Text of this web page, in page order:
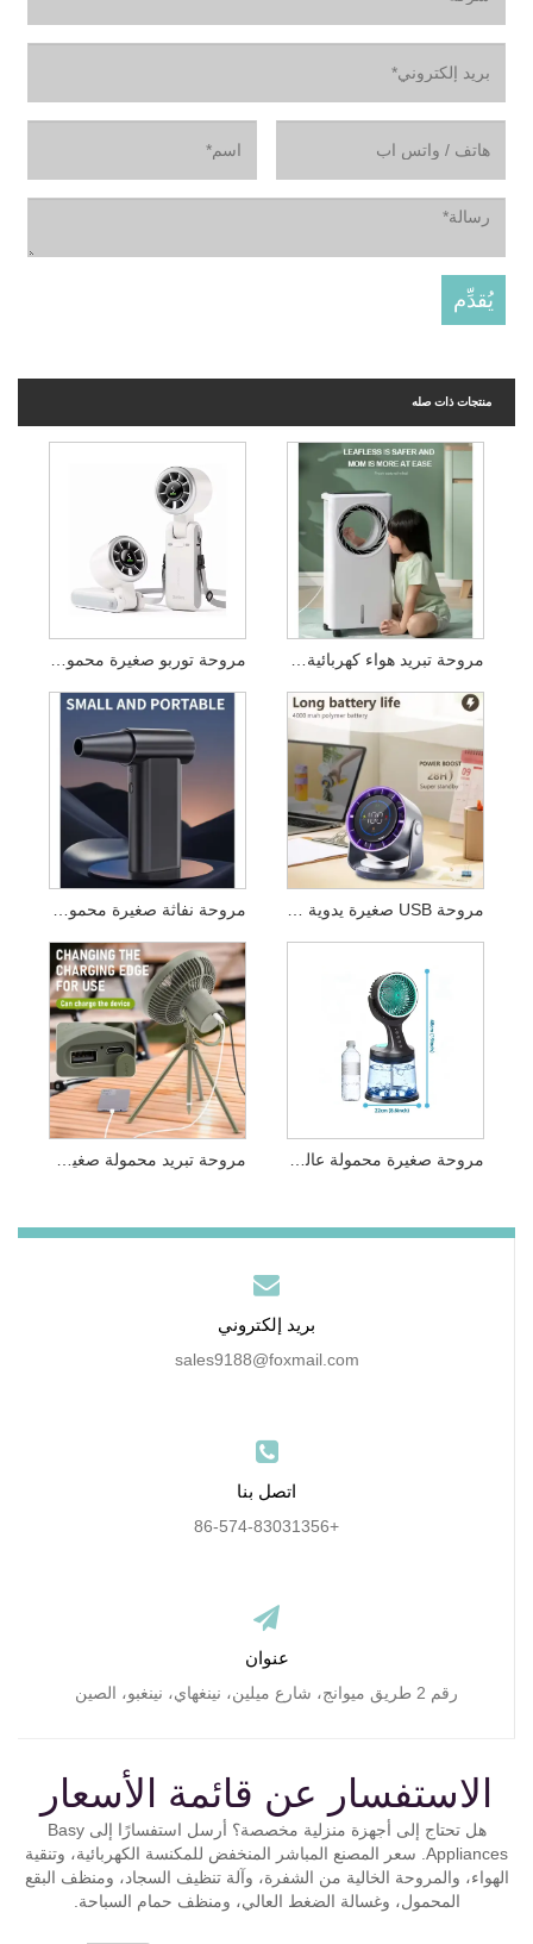
منتجات ذات صله
مروحة توربو صغيرة محمولة قابلة لإعادة الشحن عبر USB مروحة تبريد هواء كهربائية من سمر ميتال مع جهاز تحكم عن بعد
مروحة نفاثة صغيرة محمولة عالية السرعة قابلة لإعادة الشحن مروحة USB صغيرة يدوية ومروحة أرضية لسطح المكتب الإلكترونية
مروحة صغيرة محمولة عالية السرعة، بطارية طويلة الأمد قابلة لإعادة الشحن عبر USB
بريد إلكتروني
sales9188@foxmail.com
اتصل بنا
+86-574-83031356
عنوان
رقم 2 طريق ميوانج، شارع ميلين، نينغهاي، نينغبو، الصين
الاستفسار عن قائمة الأسعار
هل تحتاج إلى أجهزة منزلية مخصصة؟ أرسل استفسارًا إلى Basy
Appliances. سعر المصنع المباشر المنخفض للمكنسة الكهربائية، وتنقية
الهواء، والمروحة الخالية من الشفرة، وآلة تنظيف السجاد، ومنظف البقع
المحمول، وغسالة الضغط العالي، ومنظف حمام السباحة.